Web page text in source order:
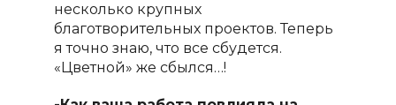
несколько крупных
благотворительных проектов. Теперь
я точно знаю, что все сбудется.
«Цветной» же сбылся…!